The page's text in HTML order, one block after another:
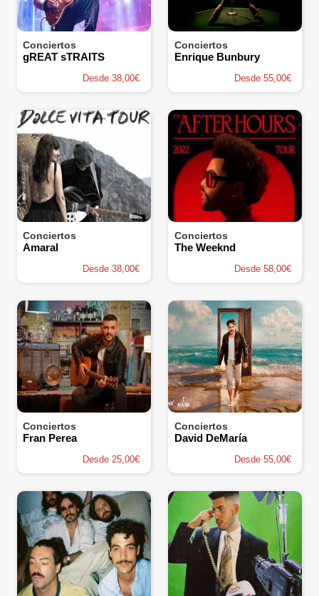
Conciertos
gREAT sTRAITS
Desde 38,00€
Conciertos
Enrique Bunbury
Desde 55,00€
Conciertos
Amaral
Desde 38,00€
Conciertos
The Weeknd
Desde 58,00€
Conciertos
Fran Perea
Desde 25,00€
Conciertos
David DeMaría
Desde 55,00€